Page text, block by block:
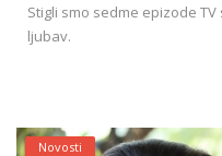
Stigli smo sedme epizode
ljubav.
Novosti